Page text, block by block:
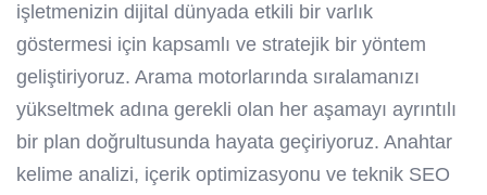
işletmenizin dijital dünyada etkili bir varlık
göstermesi için kapsamlı ve stratejik bir yöntem
geliştiriyoruz. Arama motorlarında sıralamanızı
yükseltmek adına gerekli olan her aşamayı ayrıntılı
bir plan doğrultusunda hayata geçiriyoruz. Anahtar
kelime analizi, içerik optimizasyonu ve teknik SEO